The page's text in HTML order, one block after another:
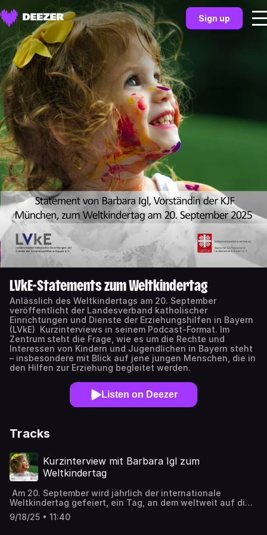
Sign up
LVkE-Statements zum Weltkindertag
Anlässlich des Weltkindertags am 20. September
veröffentlicht der Landesverband katholischer
Einrichtungen und Dienste der Erziehungshilfen in Bayern
(LVkE) Kurzinterviews in seinem Podcast-Format. Im
Zentrum steht die Frage, wie es um die Rechte und
Interessen von Kindern und Jugendlichen in Bayern steht
– insbesondere mit Blick auf jene jungen Menschen, die in
den Hilfen zur Erziehung begleitet werden.
Listen on Deezer
Tracks
Kurzinterview mit Barbara Igl zum
Weltkindertag
Am 20. September wird jährlich der internationale
Weltkindertag gefeiert, ein Tag, an dem weltweit auf die
Rechte und Bedürfnisse von Kindern und Jugendlichen
aufmerksam gemacht wird. In diesem Statement nimmt
9/18/25 • 11:40